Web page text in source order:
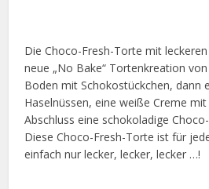
Die Choco-Fresh-Torte mit
neue „No Bake“ Tortenkreation
Boden mit Schokostückchen, dann
Haselnüssen, eine weiße Creme
Abschluss eine schokoladige
Diese Choco-Fresh-Torte ist für
einfach nur lecker, lecker, lecker …!